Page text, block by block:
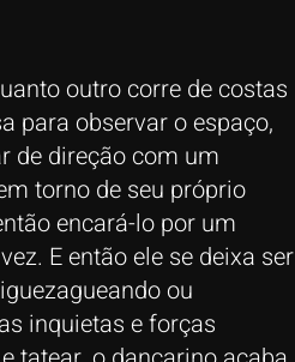
outro corre de costas
para observar o espaço,
de direção com um
torno de seu próprio
encará-lo por um
E então ele se deixa ser
ou
inquietas e forças